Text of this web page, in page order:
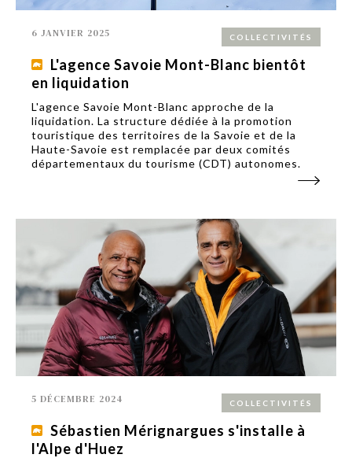
COLLECTIVITÉS
6 JANVIER 2025
L'agence Savoie Mont-Blanc bientôt
en liquidation
L'agence Savoie Mont-Blanc approche de la
liquidation. La structure dédiée à la promotion
touristique des territoires de la Savoie et de la
Haute-Savoie est remplacée par deux comités
départementaux du tourisme (CDT) autonomes.
COLLECTIVITÉS
5 DÉCEMBRE 2024
Sébastien Mérignargues s'installe à
l'Alpe d'Huez